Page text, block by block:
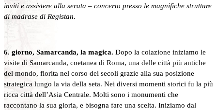
inviti e assistere alla serata – concerto presso le magnifiche strutture
di madrase di Registan.
6. giorno, Samarcanda, la magica. Dopo la colazione iniziamo le
visite di Samarcanda, coetanea di Roma, una delle città più antiche
del mondo, fiorita nel corso dei secoli grazie alla sua posizione
strategica lungo la via della seta. Nei diversi momenti storici fu la più
ricca città dell’Asia Centrale. Molti sono i monumenti che
raccontano la sua gloria, e bisogna fare una scelta. Iniziamo dal